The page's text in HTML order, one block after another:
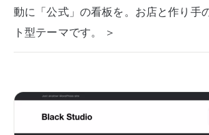
動に「公式」の看板を。お店と作り手
ト型テーマです。 ＞